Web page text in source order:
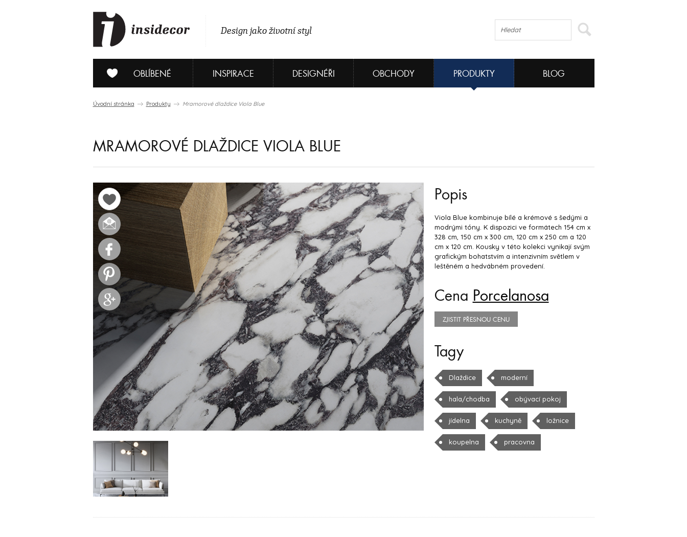
Design jako životní styl
OBLÍBENÉ INSPIRACE DESIGNÉŘI OBCHODY PRODUKTY BLOG
Úvodní stránka Produkty Mramorové dlaždice Viola Blue
MRAMOROVÉ DLAŽDICE VIOLA BLUE
Popis
Viola Blue kombinuje bílé a krémové s šedými a
modrými tóny. K dispozici ve formátech 154 cm x
328 cm, 150 cm x 300 cm, 120 cm x 250 cm a 120
cm x 120 cm. Kousky v této kolekci vynikají svým
grafickým bohatstvím a intenzivním světlem v
leštěném a hedvábném provedení.
Cena Porcelanosa
ZJISTIT PŘESNOU CENU
Tagy
Dlaždice moderní
hala/chodba obývací pokoj
jídelna kuchyně ložnice
koupelna pracovna